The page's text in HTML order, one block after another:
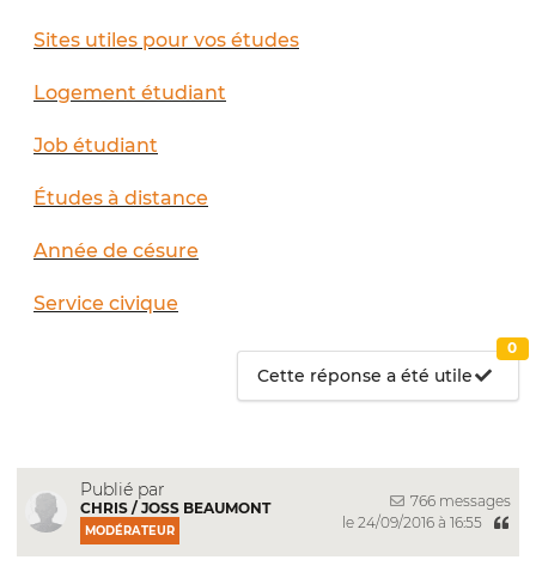
Sites utiles pour vos études
Logement étudiant
Job étudiant
Études à distance
Année de césure
Service civique
Cette réponse a été utile
0
Publié par
CHRIS / JOSS BEAUMONT
MODÉRATEUR
766 messages
le 24/09/2016 à 16:55